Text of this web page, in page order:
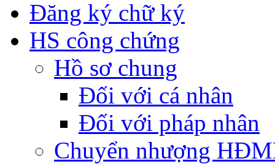
Đăng ký chữ ký
HS công chứng
Hồ sơ chung
Đối với cá nhân
Đối với pháp nhân
Chuyển nhượng